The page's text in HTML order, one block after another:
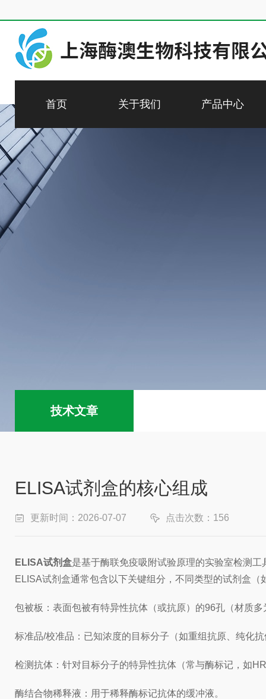
首页 关于我们 产品中心
技术文章
ELISA试剂盒的核心组成
更新时间：2026-07-07 点击次数：156
ELISA试剂盒是基于酶联免疫吸附试验原理的实验室检测
ELISA试剂盒通常包含以下关键组分，不同类型的试剂盒
包被板：表面包被有特异性抗体（或抗原）的96孔（材质
标准品/校准品：已知浓度的目标分子（如重组抗原、纯化
检测抗体：针对目标分子的特异性抗体（常与酶标记，如
酶结合物稀释液：用于稀释酶标记抗体的缓冲液。